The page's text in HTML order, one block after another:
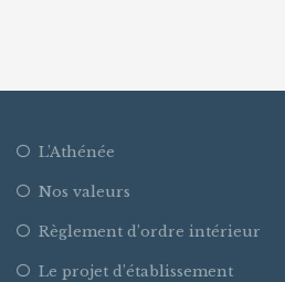
L’Athénée
Nos valeurs
Règlement d’ordre intérieur
Le projet d’établissement